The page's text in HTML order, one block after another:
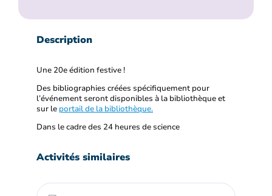
Description
Une 20e édition festive !
Des bibliographies créées spécifiquement pour
l’événement seront disponibles à la bibliothèque et
sur le portail de la bibliothèque.
Dans le cadre des 24 heures de science
Activités similaires